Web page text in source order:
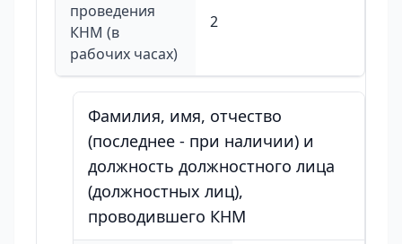
проведения
КНМ (в
рабочих часах)
2
Фамилия, имя, отчество
(последнее - при наличии) и
должность должностного лица
(должностных лиц),
проводившего КНМ